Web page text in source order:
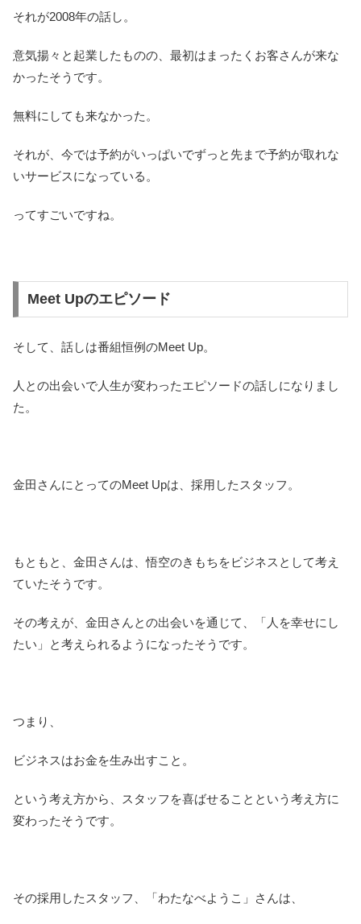
それが2008年の話し。
意気揚々と起業したものの、最初はまったくお客さんが来な
かったそうです。
無料にしても来なかった。
それが、今では予約がいっぱいでずっと先まで予約が取れな
いサービスになっている。
ってすごいですね。
Meet Upのエピソード
そして、話しは番組恒例のMeet Up。
人との出会いで人生が変わったエピソードの話しになりまし
た。
金田さんにとってのMeet Upは、採用したスタッフ。
もともと、金田さんは、悟空のきもちをビジネスとして考え
ていたそうです。
その考えが、金田さんとの出会いを通じて、「人を幸せにし
たい」と考えられるようになったそうです。
つまり、
ビジネスはお金を生み出すこと。
という考え方から、スタッフを喜ばせることという考え方に
変わったそうです。
その採用したスタッフ、「わたなべようこ」さんは、